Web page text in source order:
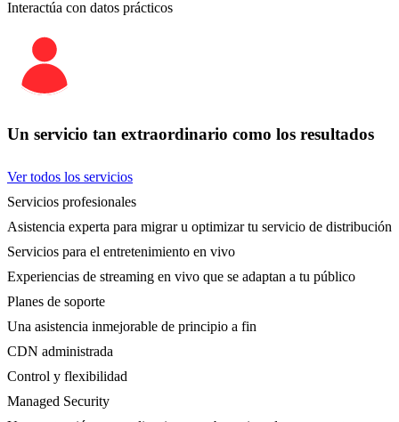
Interactúa con datos prácticos
Un servicio tan extraordinario como los resultados
Ver todos los servicios
Servicios profesionales
Asistencia experta para migrar u optimizar tu servicio de distribución
Servicios para el entretenimiento en vivo
Experiencias de streaming en vivo que se adaptan a tu público
Planes de soporte
Una asistencia inmejorable de principio a fin
CDN administrada
Control y flexibilidad
Managed Security